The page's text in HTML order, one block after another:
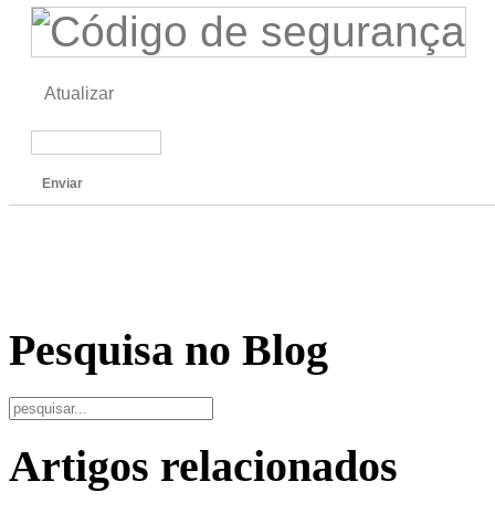
Atualizar
Enviar
Pesquisa no Blog
Artigos relacionados